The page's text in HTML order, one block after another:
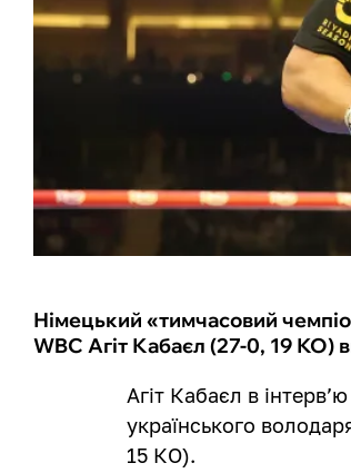
Німецький «тимчасовий
WBC Агіт Кабаєл (27-0, 19 КО)
Агіт Кабаєл в
українського
15 КО).